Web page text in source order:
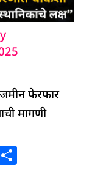
फेरफार
मागणी